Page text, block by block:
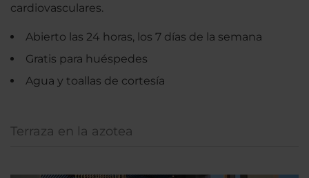
cardiovasculares.
Abierto las 24 horas, los 7 días de la semana
Gratis para huéspedes
Agua y toallas de cortesía
Terraza en la azotea